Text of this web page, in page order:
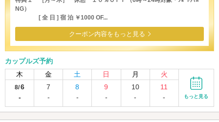
NG）
[ 全 日 ] 宿 泊 ￥1000 OF...
クーポン内容をもっと見る
カップルズ予約
木
金 土 日 月 火
8/6
-
7
-
8
-
9
-
10
-
11
-
もっと見る